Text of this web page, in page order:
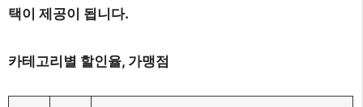
택이 제공이 됩니다.
카테고리별 할인율, 가맹점